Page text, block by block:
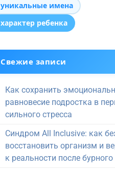
уникальные имена
характер ребенка
Свежие записи
Как сохранить
равновесие подростка в
сильного стресса
Синдром All Inclusive: как
восстановить организм и
к реальности после бурного